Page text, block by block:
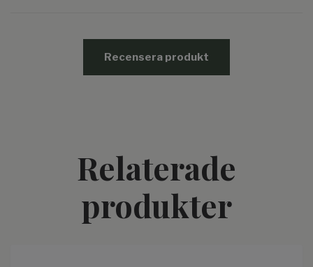
Recensera produkt
Relaterade
produkter